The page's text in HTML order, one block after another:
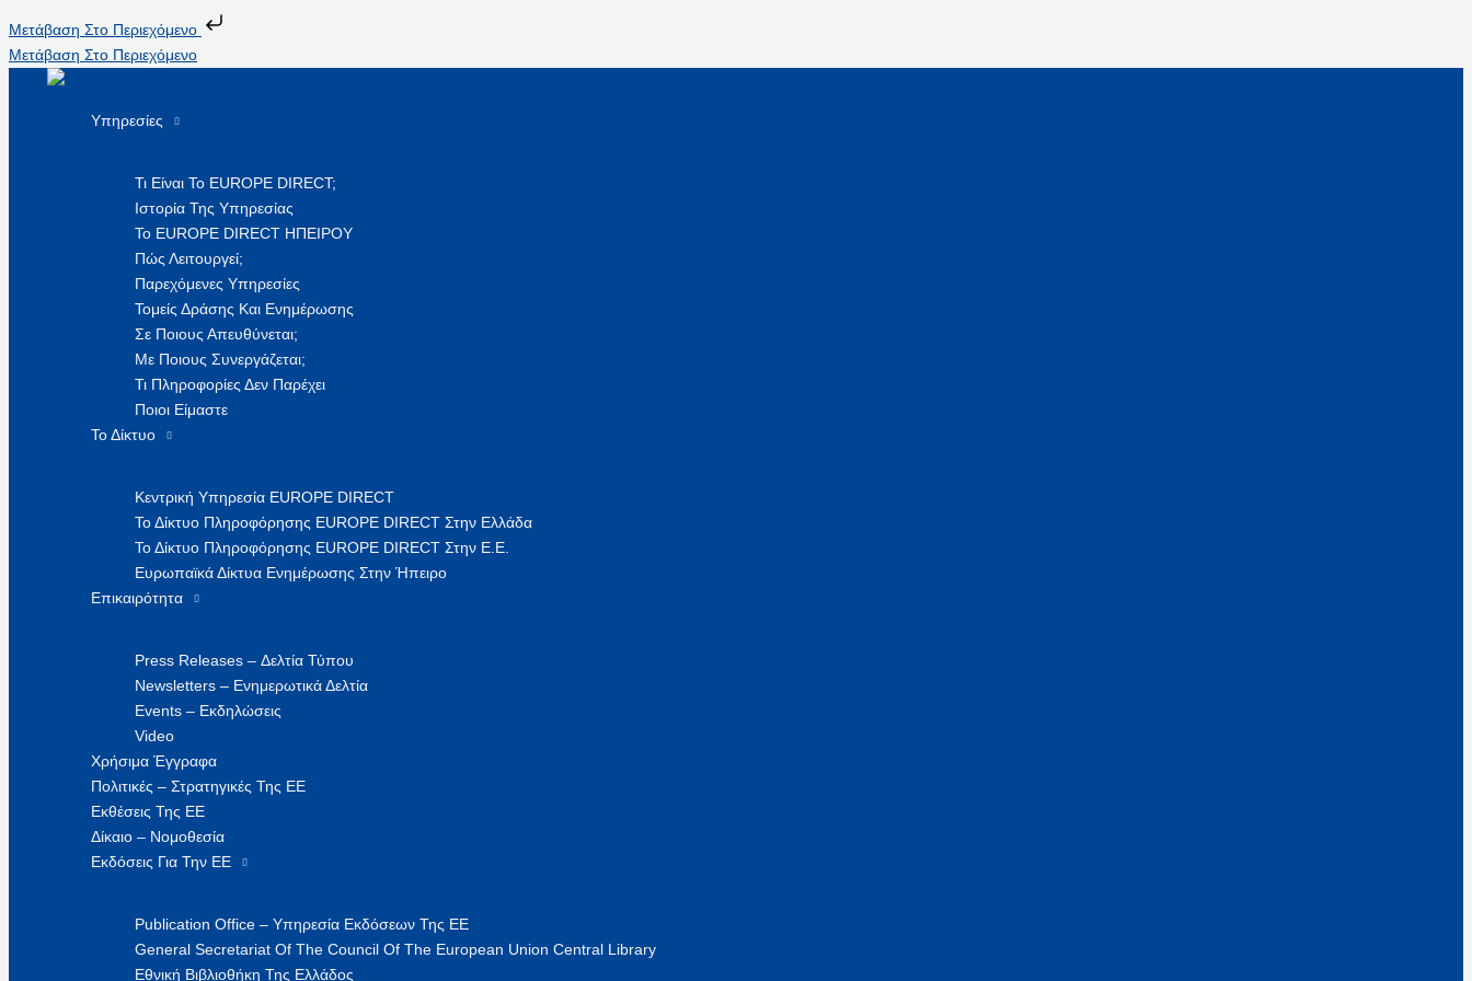
Μετάβαση Στο Περιεχόμενο
Μετάβαση Στο Περιεχόμενο
Υπηρεσίες
Τι Είναι Το EUROPE DIRECT;
Ιστορία Της Υπηρεσίας
Το EUROPE DIRECT ΗΠΕΙΡΟΥ
Πώς Λειτουργεί;
Παρεχόμενες Υπηρεσίες
Τομείς Δράσης Και Ενημέρωσης
Σε Ποιους Απευθύνεται;
Με Ποιους Συνεργάζεται;
Τι Πληροφορίες Δεν Παρέχει
Ποιοι Είμαστε
Το Δίκτυο
Κεντρική Υπηρεσία EUROPE DIRECT
Το Δίκτυο Πληροφόρησης EUROPE DIRECT Στην Ελλάδα
Το Δίκτυο Πληροφόρησης EUROPE DIRECT Στην Ε.Ε.
Ευρωπαϊκά Δίκτυα Ενημέρωσης Στην Ήπειρο
Επικαιρότητα
Press Releases – Δελτία Τύπου
Newsletters – Ενημερωτικά Δελτία
Events – Εκδηλώσεις
Video
Χρήσιμα Έγγραφα
Πολιτικές – Στρατηγικές Της ΕΕ
Εκθέσεις Της ΕΕ
Δίκαιο – Νομοθεσία
Εκδόσεις Για Την ΕΕ
Publication Office – Υπηρεσία Εκδόσεων Της ΕΕ
General Secretariat Of The Council Of The European Union Central Library
Εθνική Βιβλιοθήκη Της Ελλάδος